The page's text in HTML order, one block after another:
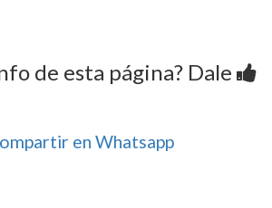
de esta página? Dale
en Whatsapp